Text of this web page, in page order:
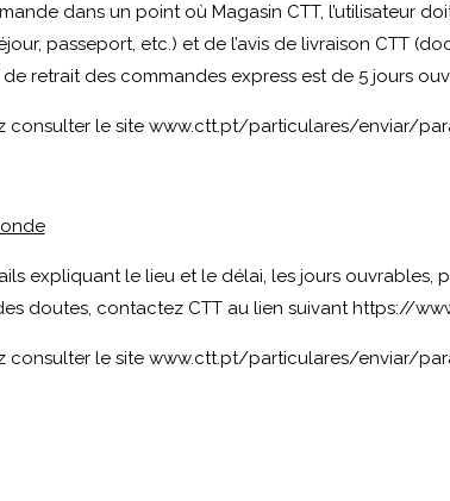
dans un point où Magasin CTT, l’utilisateur
passeport, etc.) et de l’avis de livraison CTT
de retrait des commandes express est de 5 jours
consulter le site www.ctt.pt/particulares/enviar/
expliquant le lieu et le délai, les jours ouvrables,
doutes, contactez CTT au lien suivant https://
consulter le site www.ctt.pt/particulares/enviar/